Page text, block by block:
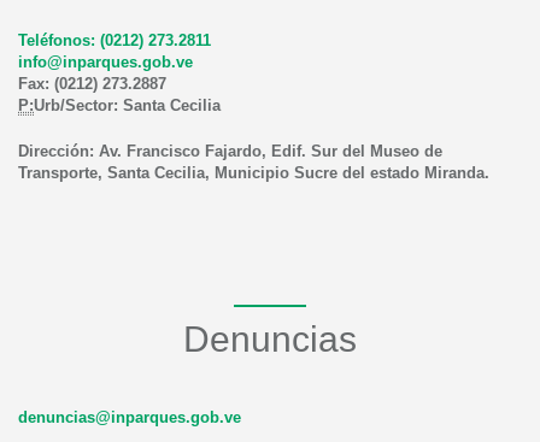
Teléfonos: (0212) 273.2811
info@inparques.gob.ve
Fax: (0212) 273.2887
P:Urb/Sector: Santa Cecilia
Dirección: Av. Francisco Fajardo, Edif. Sur del Museo de
Transporte, Santa Cecilia, Municipio Sucre del estado Miranda.
Denuncias
denuncias@inparques.gob.ve